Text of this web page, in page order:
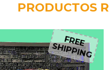
PRODUCTOS
FREE
SHIPPING